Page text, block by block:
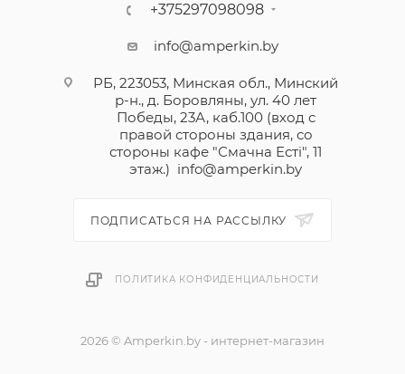
+375297098098
info@amperkin.by
РБ, 223053, Минская обл., Минский
р-н., д. Боровляны, ул. 40 лет
Победы, 23А, каб.100 (вход с
правой стороны здания, со
стороны кафе "Смачна Естi", 11
этаж.) info@amperkin.by
ПОДПИСАТЬСЯ НА РАССЫЛКУ
ПОЛИТИКА КОНФИДЕНЦИАЛЬНОСТИ
2026 © Amperkin.by - интернет-магазин